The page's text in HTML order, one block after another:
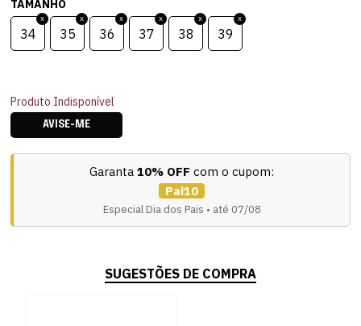
TAMANHO
34 35 36 37 38 39
Produto Indisponível
AVISE-ME
Garanta 10% OFF com o cupom:
Pai10
Especial Dia dos Pais • até 07/08
SUGESTÕES DE COMPRA